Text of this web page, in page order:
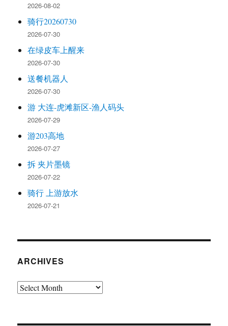
2026-08-02
骑行20260730
2026-07-30
在绿皮车上醒来
2026-07-30
送餐机器人
2026-07-30
游 大连-虎滩新区-渔人码头
2026-07-29
游203高地
2026-07-27
拆 夹片墨镜
2026-07-22
骑行 上游放水
2026-07-21
ARCHIVES
Archives